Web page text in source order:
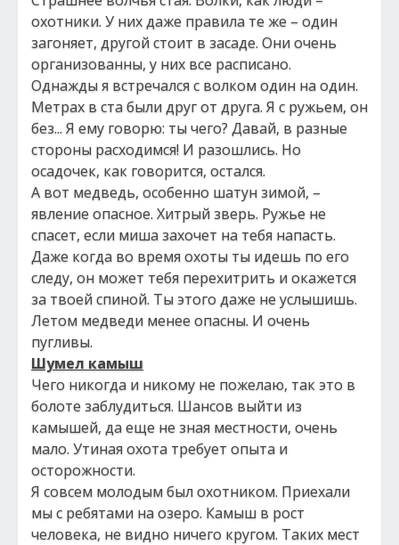
охотники. У них даже правила те же – один
загоняет, другой стоит в засаде. Они очень
организованны, у них все расписано.
Однажды я встречался с волком один на один.
Метрах в ста были друг от друга. Я с ружьем, он
без... Я ему говорю: ты чего? Давай, в разные
стороны расходимся! И разошлись. Но
осадочек, как говорится, остался.
А вот медведь, особенно шатун зимой, –
явление опасное. Хитрый зверь. Ружье не
спасет, если миша захочет на тебя напасть.
Даже когда во время охоты ты идешь по его
следу, он может тебя перехитрить и окажется
за твоей спиной. Ты этого даже не услышишь.
Летом медведи менее опасны. И очень
пугливы.
Шумел камыш
Чего никогда и никому не пожелаю, так это в
болоте заблудиться. Шансов выйти из
камышей, да еще не зная местности, очень
мало. Утиная охота требует опыта и
осторожности.
Я совсем молодым был охотником. Приехали
мы с ребятами на озеро. Камыш в рост
человека, не видно ничего кругом. Таких мест